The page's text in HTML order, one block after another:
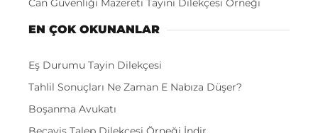
Can Güvenliği Mazereti Tayini Dilekçesi Örneği
EN ÇOK OKUNANLAR
Eş Durumu Tayin Dilekçesi
Tahlil Sonuçları Ne Zaman E Nabıza Düşer?
Boşanma Avukatı